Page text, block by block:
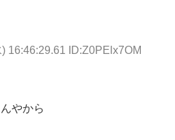
16:46:29.61 ID:Z0PElx7OM
やから